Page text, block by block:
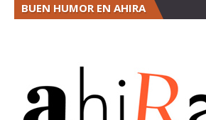
BUEN HUMOR EN AHIRA